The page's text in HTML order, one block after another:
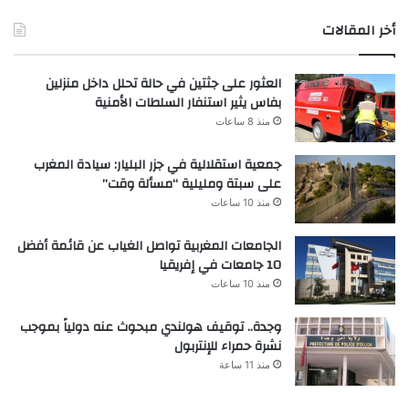
أخر المقالات
العثور على جثتين في حالة تحلل داخل منزلين
بفاس يثير استنفار السلطات الأمنية
منذ 8 ساعات
جمعية استقلالية في جزر البليار: سيادة المغرب
على سبتة ومليلية “مسألة وقت”
منذ 10 ساعات
الجامعات المغربية تواصل الغياب عن قائمة أفضل
10 جامعات في إفريقيا
منذ 10 ساعات
وجدة.. توقيف هولندي مبحوث عنه دولياً بموجب
نشرة حمراء للإنتربول
منذ 11 ساعة